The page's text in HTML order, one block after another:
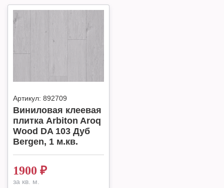
Артикул: 892709
Виниловая клеевая
плитка Arbiton Aroq
Wood DA 103 Дуб
Bergen, 1 м.кв.
1900 ₽
за кв. м.